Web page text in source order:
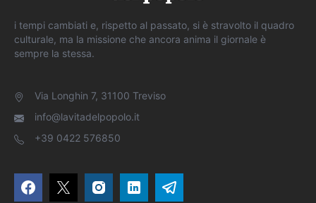
i tempi cambiati e, rispetto al passato, si è stravolto il quadro
culturale, ma la missione che ancora anima il giornale è
sempre la stessa.
Via Longhin 7, 31100 Treviso
info@lavitadelpopolo.it
+39 0422 576850